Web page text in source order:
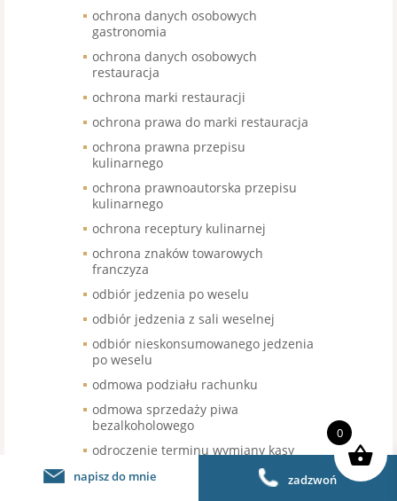
ochrona danych osobowych
gastronomia
ochrona danych osobowych
restauracja
ochrona marki restauracji
ochrona prawa do marki restauracja
ochrona prawna przepisu
kulinarnego
ochrona prawnoautorska przepisu
kulinarnego
ochrona receptury kulinarnej
ochrona znaków towarowych
franczyza
odbiór jedzenia po weselu
odbiór jedzenia z sali weselnej
odbiór nieskonsumowanego jedzenia
po weselu
odmowa podziału rachunku
odmowa sprzedaży piwa
bezalkoholowego
odroczenie terminu wymiany kasy
odroczenie wymiany kas fiskalnej
napisz do mnie zadzwoń
0